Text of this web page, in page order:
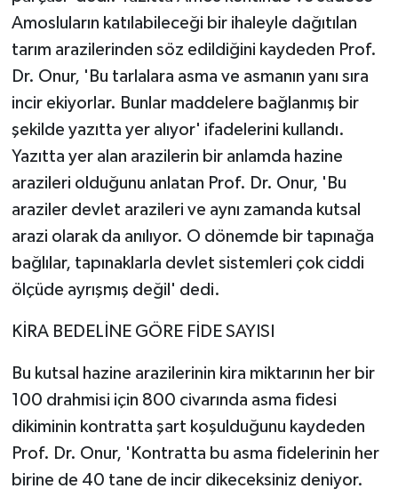
Amosluların katılabileceği bir ihaleyle dağıtılan
tarım arazilerinden söz edildiğini kaydeden Prof.
Dr. Onur, 'Bu tarlalara asma ve asmanın yanı sıra
incir ekiyorlar. Bunlar maddelere bağlanmış bir
şekilde yazıtta yer alıyor' ifadelerini kullandı.
Yazıtta yer alan arazilerin bir anlamda hazine
arazileri olduğunu anlatan Prof. Dr. Onur, 'Bu
araziler devlet arazileri ve aynı zamanda kutsal
arazi olarak da anılıyor. O dönemde bir tapınağa
bağlılar, tapınaklarla devlet sistemleri çok ciddi
ölçüde ayrışmış değil' dedi.
KİRA BEDELİNE GÖRE FİDE SAYISI
Bu kutsal hazine arazilerinin kira miktarının her bir
100 drahmisi için 800 civarında asma fidesi
dikiminin kontratta şart koşulduğunu kaydeden
Prof. Dr. Onur, 'Kontratta bu asma fidelerinin her
birine de 40 tane de incir dikeceksiniz deniyor.